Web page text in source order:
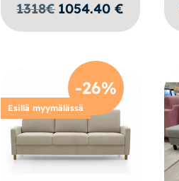
1318€ 1054.40€
-26%
Esillä myymälässä